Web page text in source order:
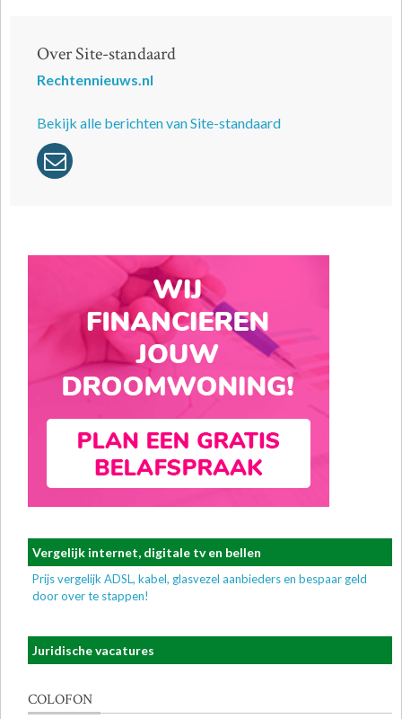
Over Site-standaard
Rechtennieuws.nl
Bekijk alle berichten van Site-standaard
Vergelijk internet, digitale tv en bellen
Prijs vergelijk ADSL, kabel, glasvezel aanbieders en bespaar geld
door over te stappen!
Juridische vacatures
COLOFON